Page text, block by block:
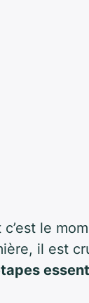
c’est le
il est